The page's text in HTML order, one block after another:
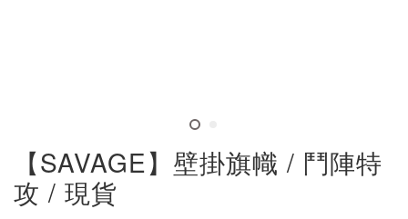
【SAVAGE】壁掛旗幟 / 鬥陣特
攻 / 現貨